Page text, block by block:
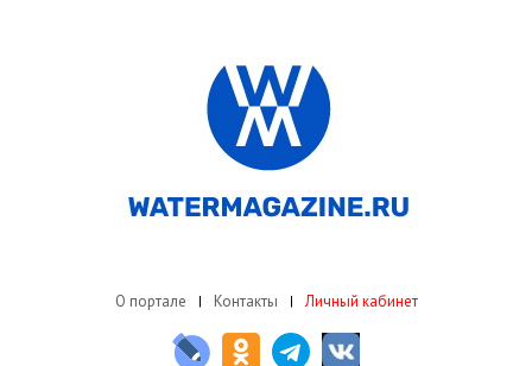
О портале Контакты Личный кабинет